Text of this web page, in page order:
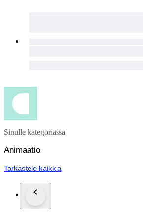
Sinulle kategoriassa
Animaatio
Tarkastele kaikkia